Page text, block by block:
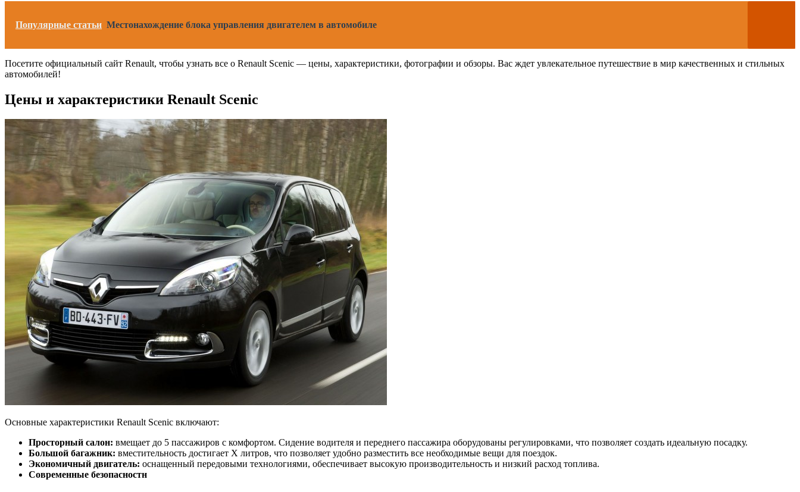
Популярные статьи Местонахождение блока управления двигателем в автомобиле
Посетите официальный сайт Renault, чтобы узнать все о Renault Scenic — цены, характеристики, фотографии и обзоры. Вас ждет увлекательное путешествие в мир качественных и стильных
автомобилей!
Цены и характеристики Renault Scenic
Основные характеристики Renault Scenic включают:
Просторный салон: вмещает до 5 пассажиров с комфортом. Сидение водителя и переднего пассажира оборудованы регулировками, что позволяет создать идеальную посадку.
Большой багажник: вместительность достигает X литров, что позволяет удобно разместить все необходимые вещи для поездок.
Экономичный двигатель: оснащенный передовыми технологиями, обеспечивает высокую производительность и низкий расход топлива.
Современные безопасностн